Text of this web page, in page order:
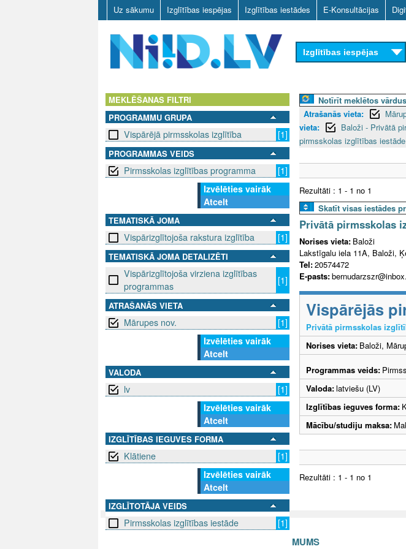
Skip
to
main
content
Uz sākumu Izglītības iespējas Izglītības iestādes E-Konsultācijas
D
V
Izglītības iespējas
MEKLĒŠANAS FILTRI
PROGRAMMU GRUPA
Vispārējā pirmsskolas izglītība [1]
PROGRAMMAS VEIDS
Pirmsskolas izglītības programma
[1]
Izvēlēties vairāk
Atcelt
TEMATISKĀ JOMA
Vispārizglītojoša rakstura izglītība [1]
TEMATISKĀ JOMA DETALIZĒTI
Vispārizglītojoša virziena izglītības
programmas
[1]
ATRAŠANĀS VIETA
Mārupes nov.
[1]
Izvēlēties vairāk
Atcelt
VALODA
lv
[1]
Izvēlēties vairāk
Atcelt
IZGLĪTĪBAS IEGUVES FORMA
Klātiene
[1]
Izvēlēties vairāk
Atcelt
IZGLĪTOTĀJA VEIDS
Pirmsskolas izglītības iestāde [1]
Notīrīt meklētos
Atrašanās vieta:
vieta:
Baloži - Privātā
pirmsskolas izglītības
Rezultāti : 1 - 1 no 1
Skatīt visas iestādes
Privātā pirmsskolas
Norises vieta: Baloži
Lakstīgalu iela 11A, Baloži,
Tel:20574472
E-pasts:
Vispārējās
Privātā pirmsskolas
Norises vieta: Baloži,
Programmas veids:
Valoda:latviešu (LV)
Izglītības ieguves forma:
Mācību/studiju maksa:
Rezultāti : 1 - 1 no 1
SAZINIES AR MUMS